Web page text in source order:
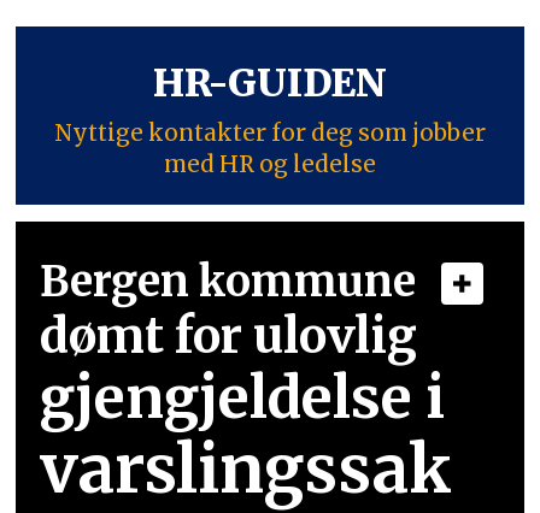
HR-GUIDEN
Nyttige kontakter for deg som jobber
med HR og ledelse
Bergen kommune
dømt for ulovlig
gjengjeldelse i
varslingssak